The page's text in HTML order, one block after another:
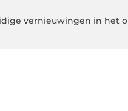
vernieuwingen in het